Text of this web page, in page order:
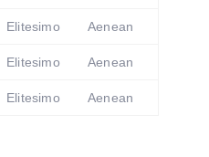
Elitesimo Aenean
Elitesimo Aenean
Elitesimo Aenean